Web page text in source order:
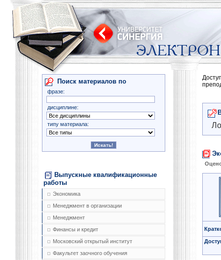
Поиск материалов по
фразе:
дисциплине:
типу материала:
Выпускные квалификационные
работы
Экономика
Менеджмент в организации
Менеджмент
Финансы и кредит
Московский открытый институт
Факультет заочного обучения